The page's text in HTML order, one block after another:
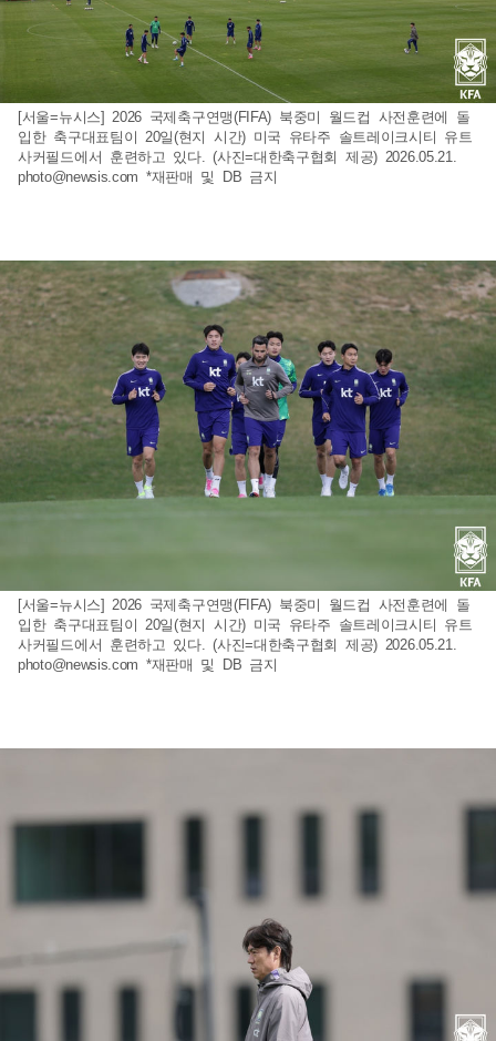
[서울=뉴시스] 2026 국제축구연맹(FIFA) 북중미 월드컵 사전훈련에 돌
입한 축구대표팀이 20일(현지 시간) 미국 유타주 솔트레이크시티 유트
사커필드에서 훈련하고 있다. (사진=대한축구협회 제공) 2026.05.21.
photo@newsis.com *재판매 및 DB 금지
[서울=뉴시스] 2026 국제축구연맹(FIFA) 북중미 월드컵 사전훈련에 돌
입한 축구대표팀이 20일(현지 시간) 미국 유타주 솔트레이크시티 유트
사커필드에서 훈련하고 있다. (사진=대한축구협회 제공) 2026.05.21.
photo@newsis.com *재판매 및 DB 금지